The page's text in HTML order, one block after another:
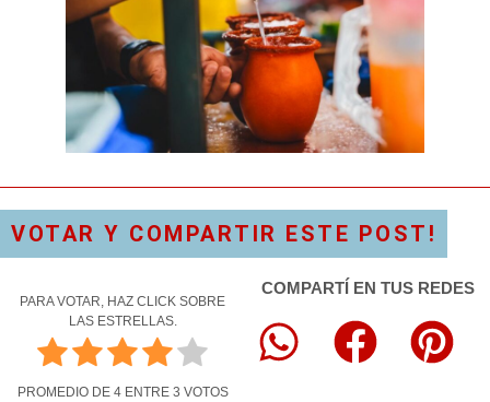
VOTAR Y COMPARTIR ESTE POST!
PARA VOTAR, HAZ CLICK SOBRE
LAS ESTRELLAS.
PROMEDIO DE 4ENTRE 3 VOTOS
COMPARTÍ EN TUS REDES